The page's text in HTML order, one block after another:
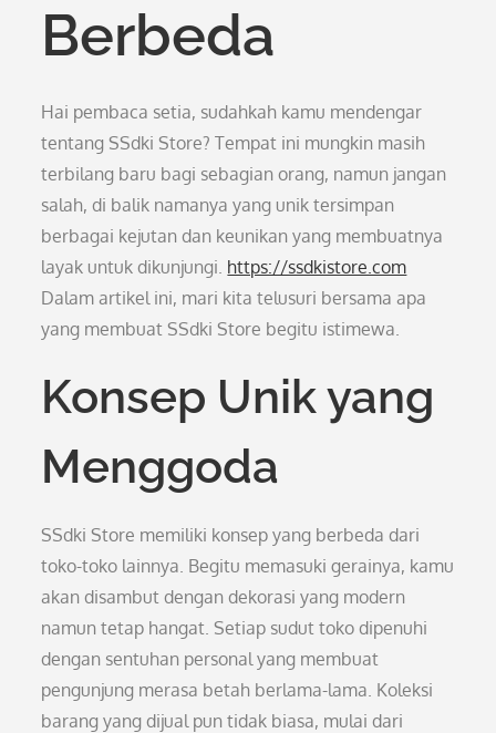
Berbeda
Hai pembaca setia, sudahkah kamu mendengar
tentang SSdki Store? Tempat ini mungkin masih
terbilang baru bagi sebagian orang, namun jangan
salah, di balik namanya yang unik tersimpan
berbagai kejutan dan keunikan yang membuatnya
layak untuk dikunjungi. https://ssdkistore.com
Dalam artikel ini, mari kita telusuri bersama apa
yang membuat SSdki Store begitu istimewa.
Konsep Unik yang
Menggoda
SSdki Store memiliki konsep yang berbeda dari
toko-toko lainnya. Begitu memasuki gerainya, kamu
akan disambut dengan dekorasi yang modern
namun tetap hangat. Setiap sudut toko dipenuhi
dengan sentuhan personal yang membuat
pengunjung merasa betah berlama-lama. Koleksi
barang yang dijual pun tidak biasa, mulai dari